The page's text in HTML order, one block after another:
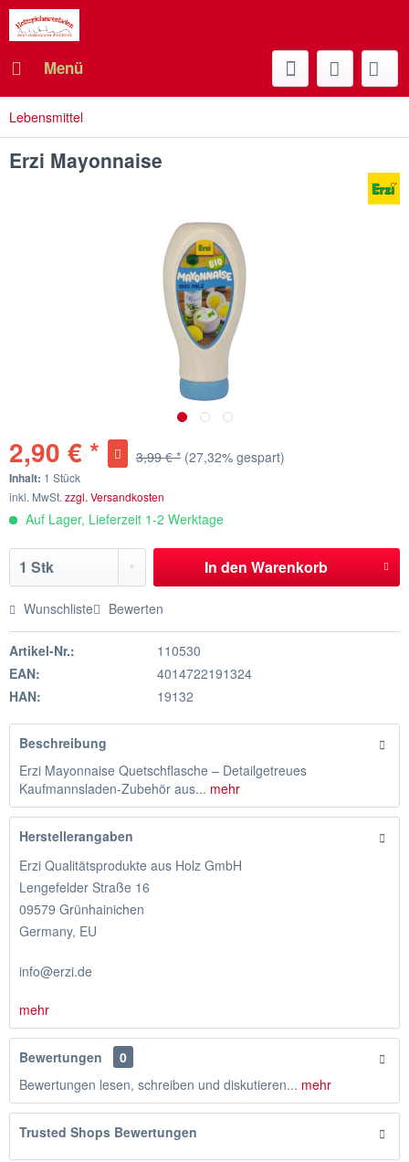
Menü
Lebensmittel
Erzi Mayonnaise
2,90 € * 3,99 € * (27,32% gespart)
Inhalt: 1 Stück
inkl. MwSt. zzgl. Versandkosten
Auf Lager, Lieferzeit 1-2 Werktage
In den Warenkorb
Wunschliste Bewerten
Artikel-Nr.:
110530
EAN:
4014722191324
HAN:
19132
Beschreibung
Erzi Mayonnaise Quetschflasche – Detailgetreues
Kaufmannsladen-Zubehör aus... mehr
Herstellerangaben
Erzi Qualitätsprodukte aus Holz GmbH
Lengefelder Straße 16
09579 Grünhainichen
Germany, EU
info@erzi.de
mehr
Bewertungen
0
Bewertungen lesen, schreiben und diskutieren... mehr
Trusted Shops Bewertungen